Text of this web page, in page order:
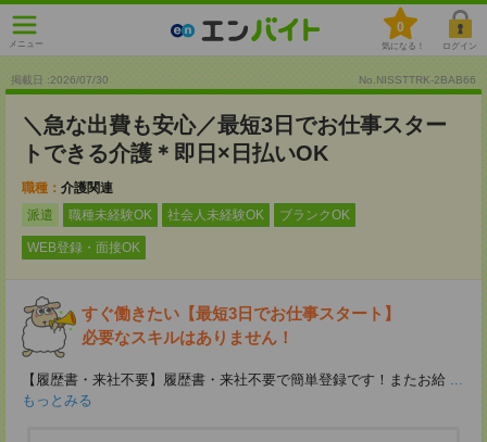
メニュー
0
気になる！ ログイン
掲載日 :2026/07/30 No.NISSTTRK-2BAB66
＼急な出費も安心／最短3日でお仕事スター
トできる介護＊即日×日払いOK
職種： 介護関連
派遣
職種未経験OK 社会人未経験OK ブランクOK
WEB登録・面接OK
すぐ働きたい【最短3日でお仕事スタート】
必要なスキルはありません！
【履歴書・来社不要】履歴書・来社不要で簡単登録です！またお給 ...
もっとみる